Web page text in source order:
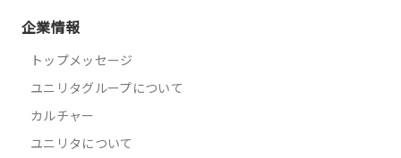
企業情報
トップメッセージ
ユニリタグループについて
カルチャー
ユニリタについて